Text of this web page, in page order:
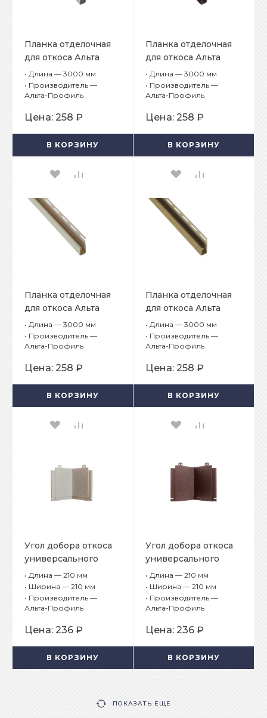
Планка отделочная
для откоса Альта
Декор Белый
• Длина — 3000 мм
• Производитель —
Альта-Профиль
Цена: 258 ₽
В КОРЗИНУ
Планка отделочная
для откоса Альта
Декор Коричневый
• Длина — 3000 мм
• Производитель —
Альта-Профиль
Цена: 258 ₽
В КОРЗИНУ
Планка отделочная
для откоса Альта
Декор Кремовый
• Длина — 3000 мм
• Производитель —
Альта-Профиль
Цена: 258 ₽
В КОРЗИНУ
Планка отделочная
для откоса Альта
Декор Песчаный
• Длина — 3000 мм
• Производитель —
Альта-Профиль
Цена: 258 ₽
В КОРЗИНУ
Угол добора откоса
универсального
Альта Профиль
Белый
• Длина — 210 мм
• Ширина — 210 мм
• Производитель —
Альта-Профиль
Цена: 236 ₽
В КОРЗИНУ
Угол добора откоса
универсального
Альта Профиль
Коричневый
• Длина — 210 мм
• Ширина — 210 мм
• Производитель —
Альта-Профиль
Цена: 236 ₽
В КОРЗИНУ
ПОКАЗАТЬ ЕЩЕ